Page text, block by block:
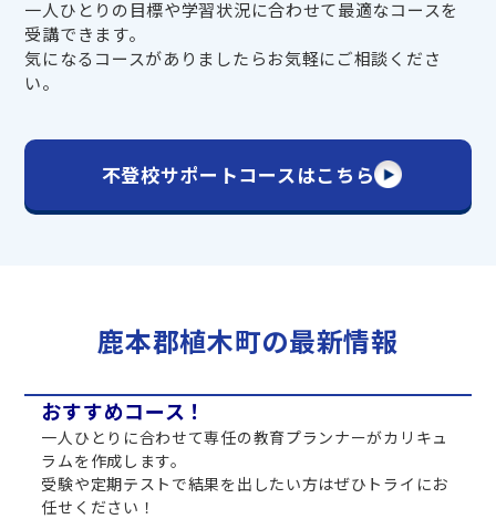
一人ひとりの目標や学習状況に合わせて最適なコースを
受講できます。
気になるコースがありましたらお気軽にご相談くださ
い。
不登校サポートコースはこちら
鹿本郡植木町の最新情報
おすすめコース！
一人ひとりに合わせて専任の教育プランナーがカリキュ
ラムを作成します。
受験や定期テストで結果を出したい方はぜひトライにお
任せください！